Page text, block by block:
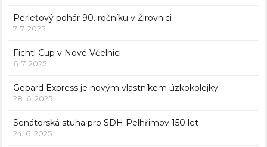
Perleťový pohár 90. ročníku v Žirovnici
7. 7. 2025
Fichtl Cup v Nové Včelnici
6. 7. 2025
Gepard Express je novým vlastníkem úzkokolejky
28. 6. 2025
Senátorská stuha pro SDH Pelhřimov 150 let
24. 6. 2025